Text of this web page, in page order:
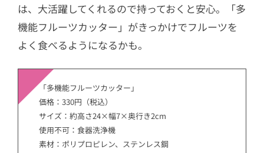
は、大活躍してくれるので持っておくと安心。「多
機能フルーツカッター」がきっかけでフルーツを
よく食べるようになるかも。
「多機能フルーツカッター」
価格：330円（税込）
サイズ：約高さ24×幅7×奥行き2cm
使用不可：食器洗浄機
素材：ポリプロピレン、ステンレス鋼